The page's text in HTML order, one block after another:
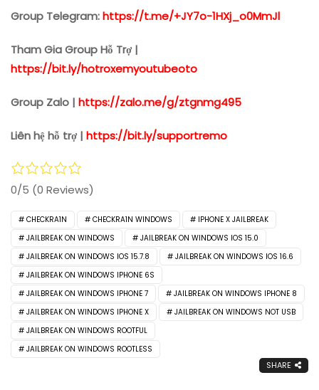
Group Telegram:https://t.me/+JY7o-1HXj_o0MmJl
Tham Gia Group Hỗ Trợ |
https://bit.ly/hotroxemyoutubeoto
Group Zalo | https://zalo.me/g/ztgnmg495
Liên hệ hỗ trợ | https://bit.ly/supportremo
0/5 (0 Reviews)
CHECKRA1N CHECKRA1N WINDOWS
IPHONE X JAILBREAK
JAILBREAK ON WINDOWS
JAILBREAK ON WINDOWS IOS 15.0
JAILBREAK ON WINDOWS IOS 15.7.8
JAILBREAK ON WINDOWS IOS 16.6
JAILBREAK ON WINDOWS IPHONE 6S
JAILBREAK ON WINDOWS IPHONE 7
JAILBREAK ON WINDOWS IPHONE 8
JAILBREAK ON WINDOWS IPHONE X
JAILBREAK ON WINDOWS NOT USB
JAILBREAK ON WINDOWS ROOTFUL
JAILBREAK ON WINDOWS ROOTLESS
SHARE